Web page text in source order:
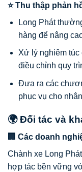
⭐ Thu thập phản
Long Phát
hàng để nâng
Xử lý nghiêm túc
điều chỉnh quy
Đưa ra các
phục vụ cho
🌍 Đối tác và
🏢 Các doanh
Chành xe Long
hợp tác bền vững